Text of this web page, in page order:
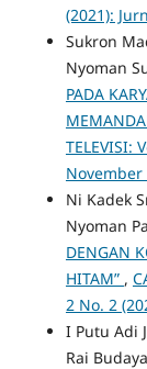
(2021):
Sukron
Nyoman
PADA
TELEVISI:
November
Ni Kadek
Nyoman
DENGAN
HITAM” ,
2 No. 2
I Putu Adi
Rai